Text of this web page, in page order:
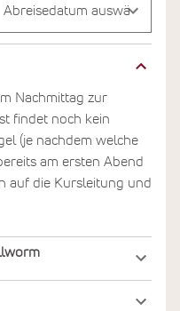
Nachmittag zur
findet noch kein
(je nachdem welche
am ersten Abend
auf die Kursleitung und